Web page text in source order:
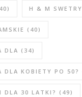
H & M SWETRY
(40)
DLA (34)
DLA KOBIETY PO 50?
DLA 30 LATKI? (49)